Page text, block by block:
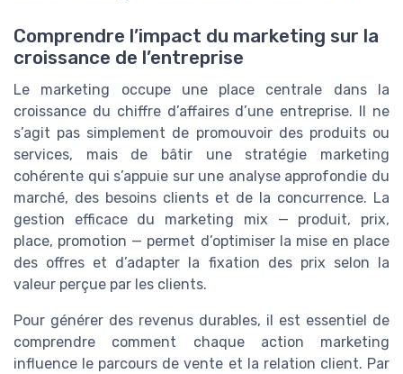
Comprendre l’impact du marketing sur la
croissance de l’entreprise
Le marketing occupe une place centrale dans la
croissance du chiffre d’affaires d’une entreprise. Il ne
s’agit pas simplement de promouvoir des produits ou
services, mais de bâtir une stratégie marketing
cohérente qui s’appuie sur une analyse approfondie du
marché, des besoins clients et de la concurrence. La
gestion efficace du marketing mix — produit, prix,
place, promotion — permet d’optimiser la mise en place
des offres et d’adapter la fixation des prix selon la
valeur perçue par les clients.
Pour générer des revenus durables, il est essentiel de
comprendre comment chaque action marketing
influence le parcours de vente et la relation client. Par